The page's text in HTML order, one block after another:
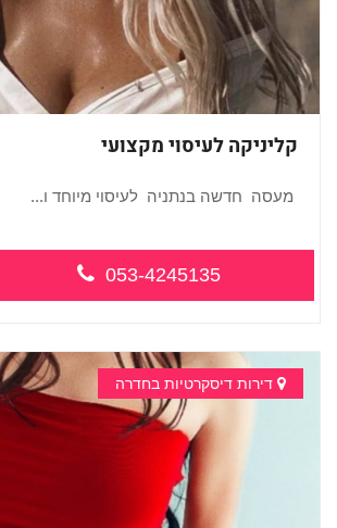
קליניקה לעיסוי מקצועי
מעסה חדשה בנתניה לעיסוי מיוחד ו...
053-4245135
דירות דיסקרטיות בחדרה